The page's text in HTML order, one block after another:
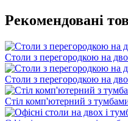
Рекомендовані
Столи з перегородкою на
Столи з перегородкою на
Стіл комп'ютерний з